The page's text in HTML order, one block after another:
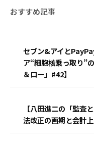
セブン&アイと
ア“細胞核乗っ取り”
＆ロー」#42】
【八田進二の「監査
法改正の画期と会計